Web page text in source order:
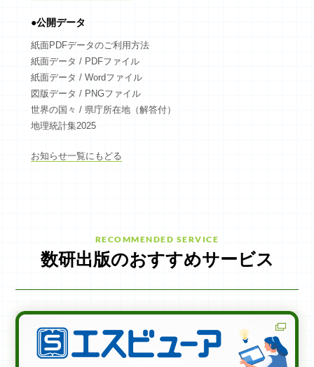
●公開データ
紙面PDFデータのご利用方法
紙面データ / PDFファイル
紙面データ / Wordファイル
図版データ / PNGファイル
世界の国々 / 県庁所在地（解答付）
地理統計集2025
お知らせ一覧にもどる
RECOMMENDED SERVICE
数研出版のおすすめサービス